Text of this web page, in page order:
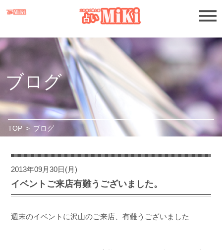
ブログ
TOP > ブログ
2013年09月30日(月)
イベントご来店有難うございました。
週末のイベントに沢山のご来店、有難うございました